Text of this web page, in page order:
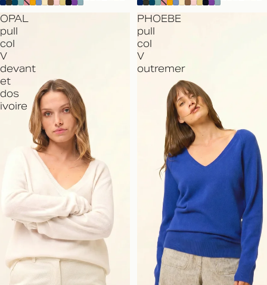
OPAL
pull
col
V
devant
et
dos
ivoire
PHOEBE
pull
col
V
outremer